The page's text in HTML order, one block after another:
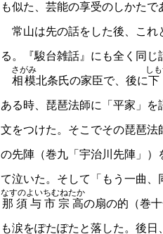
も似た、芸能の享受のしかたで
常山は先の話をした後、これ
る。『駿台雑話』にも全く同じ
相模
さがみ
北条氏の家臣で、後に
し
ある時、琵琶法師に「平家」
文をつけた。そこでその琵琶
の先陣（巻九「宇治川先陣」）
て泣いた。そして「もう一曲、
那須与市宗高
なすのよいちむねたか
の扇の的（巻
も涙をぽたぽたと落した。後